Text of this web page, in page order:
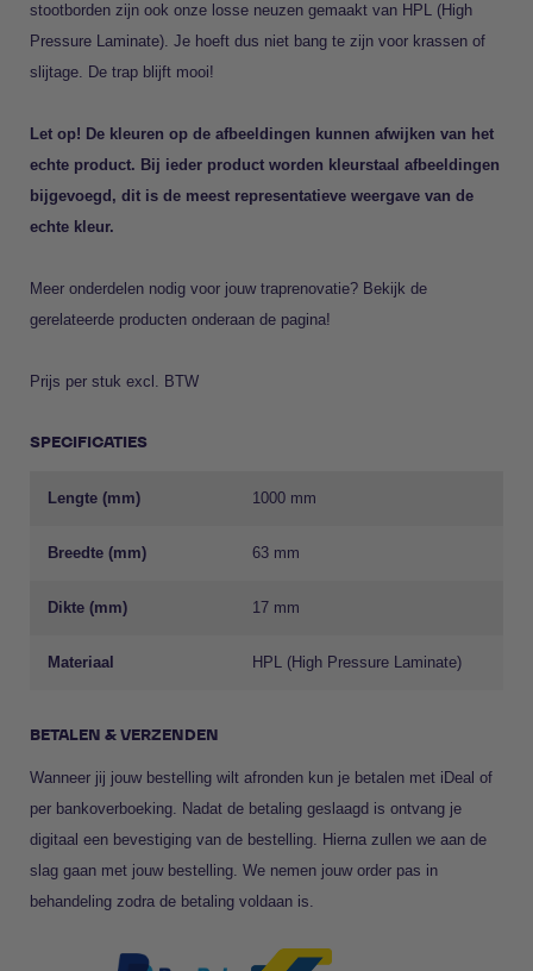
stootborden zijn ook onze losse neuzen gemaakt van HPL (High
Pressure Laminate). Je hoeft dus niet bang te zijn voor krassen of
slijtage. De trap blijft mooi!
Let op! De kleuren op de afbeeldingen kunnen afwijken van het
echte product. Bij ieder product worden kleurstaal afbeeldingen
bijgevoegd, dit is de meest representatieve weergave van de
echte kleur.
Meer onderdelen nodig voor jouw traprenovatie? Bekijk de
gerelateerde producten onderaan de pagina!
Prijs per stuk excl. BTW
SPECIFICATIES
Lengte (mm) 1000 mm
Breedte (mm) 63 mm
Dikte (mm) 17 mm
Materiaal HPL (High Pressure Laminate)
BETALEN & VERZENDEN
Wanneer jij jouw bestelling wilt afronden kun je betalen met iDeal of
per bankoverboeking. Nadat de betaling geslaagd is ontvang je
digitaal een bevestiging van de bestelling. Hierna zullen we aan de
slag gaan met jouw bestelling. We nemen jouw order pas in
behandeling zodra de betaling voldaan is.